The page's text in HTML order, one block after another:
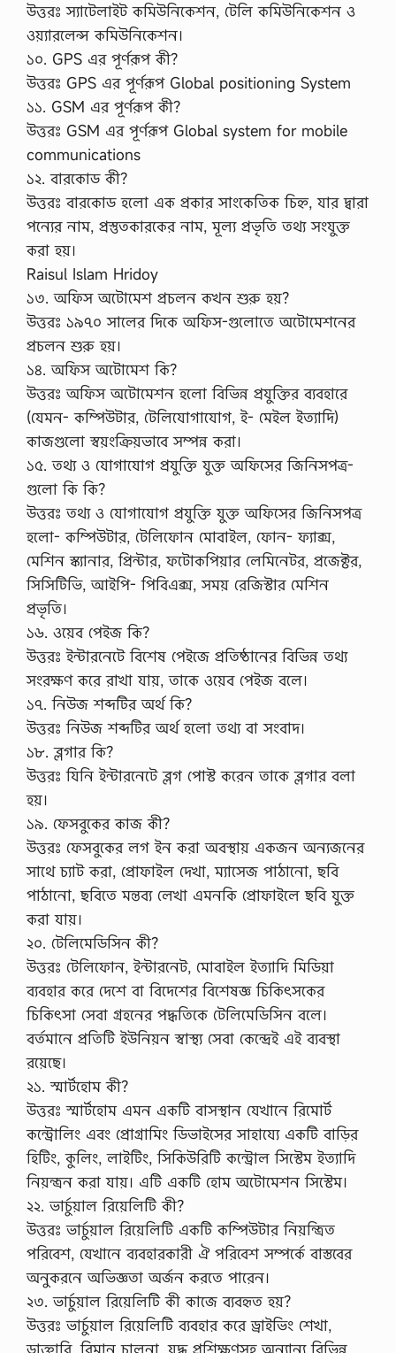
উত্তরঃ স্যাটেলাইট কমিউনিকেশন, টেলি কমিউনিকেশন ও
ওয়্যারলেন্স কমিউনিকেশন।
১০. GPS এর পূর্ণরূপ কী?
উত্তরঃ GPS এর পূর্ণরূপ Global positioning System
১১. GSM এর পূর্ণরূপ কী?
উত্তরঃ GSM এর পূর্ণরূপ Global system for mobile
communications
১২. বারকোড কী?
উত্তরঃ বারকোড হলো এক প্রকার সাংকেতিক চিহ্ন, যার দ্বারা
পন্যের নাম, প্রস্তুতকারকের নাম, মূল্য প্রভৃতি তথ্য সংযুক্ত
করা হয়।
Raisul Islam Hridoy
১৩. অফিস অটোমেশ প্রচলন কখন শুরু হয়?
উত্তরঃ ১৯৭০ সালের দিকে অফিস-গুলোতে অটোমেশনের
প্রচলন শুরু হয়।
১৪. অফিস অটোমেশ কি?
উত্তরঃ অফিস অটোমেশন হলো বিভিন্ন প্রযুক্তির ব্যবহারে
(যেমন- কম্পিউটার, টেলিযোগাযোগ, ই- মেইল ইত্যাদি)
কাজগুলো স্বয়ংক্রিয়ভাবে সম্পন্ন করা।
১৫. তথ্য ও যোগাযোগ প্রযুক্তি যুক্ত অফিসের জিনিসপত্র-
গুলো কি কি?
উত্তরঃ তথ্য ও যোগাযোগ প্রযুক্তি যুক্ত অফিসের জিনিসপত্র
হলো- কম্পিউটার, টেলিফোন মোবাইল, ফোন- ফ্যাক্স,
মেশিন স্ক্যানার, প্রিন্টার, ফটোকপিয়ার লেমিনেটর, প্রজেক্টর,
সিসিটিভি, আইপি- পিবিএক্স, সময় রেজিস্টার মেশিন
প্রভৃতি।
১৬. ওয়েব পেইজ কি?
উত্তরঃ ইন্টারনেটে বিশেষ পেইজে প্রতিষ্ঠানের বিভিন্ন তথ্য
সংরক্ষণ করে রাখা যায়, তাকে ওয়েব পেইজ বলে।
১৭. নিউজ শব্দটির অর্থ কি?
উত্তরঃ নিউজ শব্দটির অর্থ হলো তথ্য বা সংবাদ।
১৮. ব্লগার কি?
উত্তরঃ যিনি ইন্টারনেটে ব্লগ পোস্ট করেন তাকে ব্লগার বলা
হয়।
১৯. ফেসবুকের কাজ কী?
উত্তরঃ ফেসবুকের লগ ইন করা অবস্থায় একজন অন্যজনের
সাথে চ্যাট করা, প্রোফাইল দেখা, ম্যাসেজ পাঠানো, ছবি
পাঠানো, ছবিতে মন্তব্য লেখা এমনকি প্রোফাইলে ছবি যুক্ত
করা যায়।
২০. টেলিমেডিসিন কী?
উত্তরঃ টেলিফোন, ইন্টারনেট, মোবাইল ইত্যাদি মিডিয়া
ব্যবহার করে দেশে বা বিদেশের বিশেষজ্ঞ চিকিৎসকের
চিকিৎসা সেবা গ্রহনের পদ্ধতিকে টেলিমেডিসিন বলে।
বর্তমানে প্রতিটি ইউনিয়ন স্বাস্থ্য সেবা কেন্দ্রেই এই ব্যবস্থা
রয়েছে।
২১. স্মার্টহোম কী?
উত্তরঃ স্মার্টহোম এমন একটি বাসস্থান যেখানে রিমোর্ট
কন্ট্রোলিং এবং প্রোগ্রামিং ডিভাইসের সাহায্যে একটি বাড়ির
হিটিং, কুলিং, লাইটিং, সিকিউরিটি কন্ট্রোল সিস্টেম ইত্যাদি
নিয়ন্ত্রন করা যায়। এটি একটি হোম অটোমেশন সিস্টেম।
২২. ভার্চুয়াল রিয়েলিটি কী?
উত্তরঃ ভার্চুয়াল রিয়েলিটি একটি কম্পিউটার নিয়ন্ত্রিত
পরিবেশ, যেখানে ব্যবহারকারী ঐ পরিবেশ সম্পর্কে বাস্তবের
অনুকরনে অভিজ্ঞতা অর্জন করতে পারেন।
২৩. ভার্চুয়াল রিয়েলিটি কী কাজে ব্যবহৃত হয়?
উত্তরঃ ভার্চুয়াল রিয়েলিটি ব্যবহার করে ড্রাইভিং শেখা,